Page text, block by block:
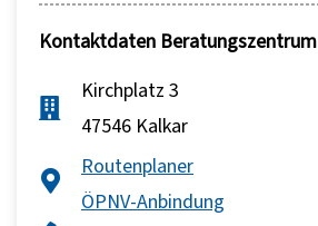
Kontaktdaten
Kirchplatz 3
47546 Kalkar
Routenplaner
ÖPNV-Anbindung